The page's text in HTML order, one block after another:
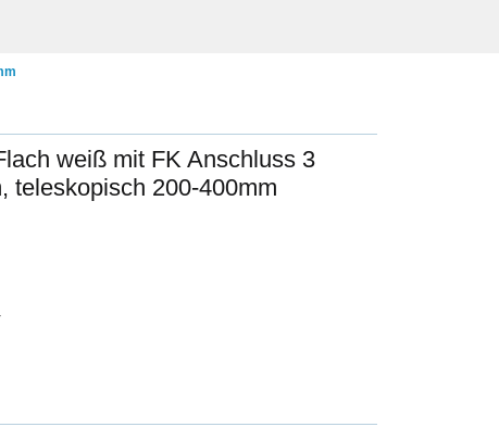
weiß mit FK Anschluss 3
teleskopisch 200-400mm